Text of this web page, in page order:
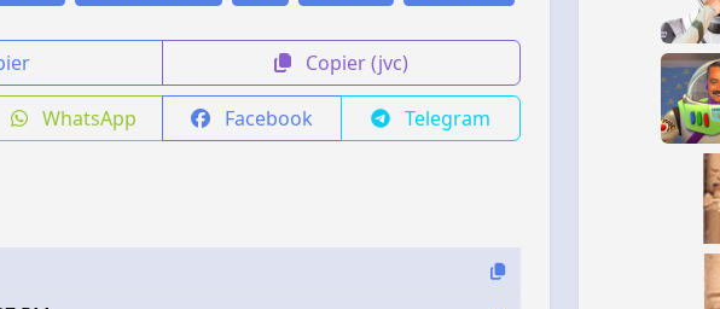
Copier (jvc)
WhatsApp Facebook Telegram